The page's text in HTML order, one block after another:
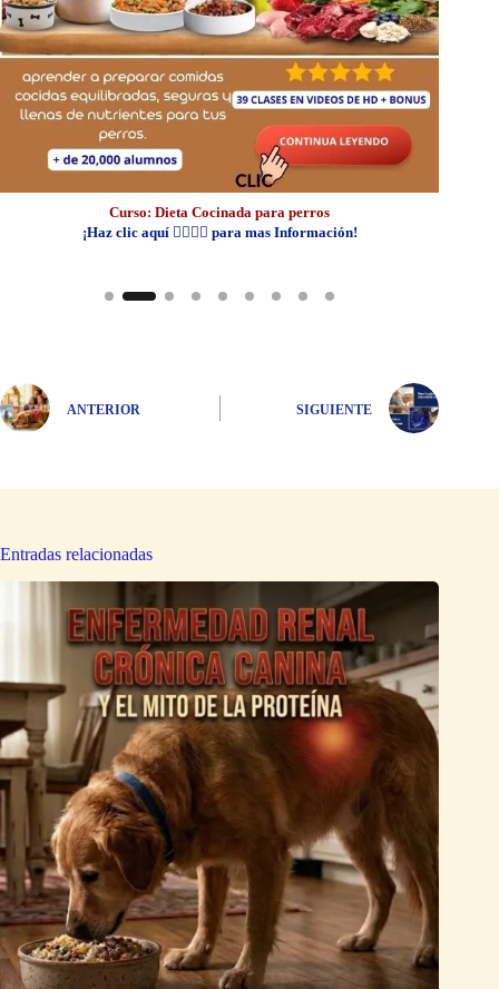
Curso: Dieta Cocinada para perros
¡Haz clic aquí 👆🏼👆🏼 para mas Información!
ANTERIOR SIGUIENTE
Entradas relacionadas